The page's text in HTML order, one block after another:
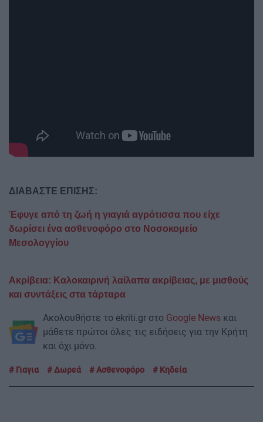
ΔΙΑΒΑΣΤΕ ΕΠΙΣΗΣ:
Έφυγε από τη ζωή η γιαγιά αγρότισσα που είχε
δωρίσει ένα ασθενοφόρο στο Νοσοκομείο
Μεσολογγίου
Ακρίβεια: Καλοκαιρινή λαίλαπα ακρίβειας, με μισθούς
και συντάξεις στα τάρταρα
Ακολουθήστε το ekriti.gr στο Google News και
μάθετε πρώτοι όλες τις ειδήσεις για την Κρήτη
και όχι μόνο.
Γιαγια Δωρεά Ασθενοφόρο Κηδεία